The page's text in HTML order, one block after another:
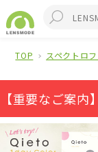
TOP スペクトロ
【重要なご案